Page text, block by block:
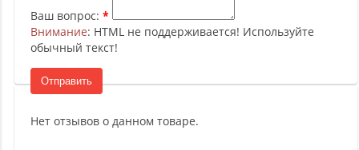
Ваш вопрос:
Внимание: HTML не поддерживается! Используйте
обычный текст!
Отправить
Нет отзывов о данном товаре.